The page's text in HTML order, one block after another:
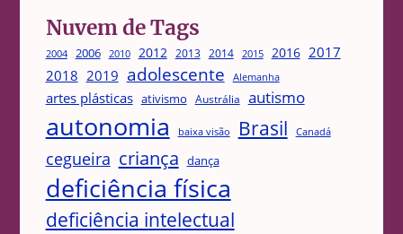
Nuvem de Tags
2004 2006 2010 2012 2013 2014 2015 2016 2017
2018 2019 adolescente Alemanha
artes plásticas ativismo Austrália autismo
autonomia baixa visão Brasil Canadá
cegueira criança dança
deficiência física
deficiência intelectual